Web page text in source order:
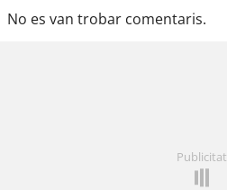
No es van trobar comentaris.
Publicitat